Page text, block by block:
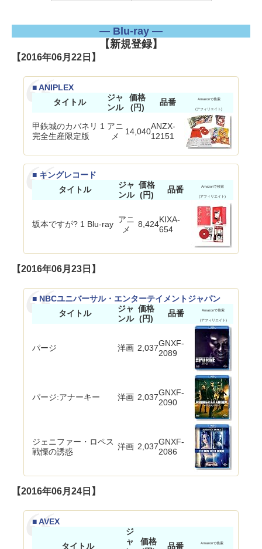
― Blu-ray ―
【新規登録】
【2016年06月22日】
■ ANIPLEX
タイトル
ジャ
ンル
価格
(円)
品番 Amazonで検索
(アフィリエイト)
甲鉄城のカバネリ 1
完全生産限定版
アニ
メ
14,040
ANZX-
12151
■ キングレコード
タイトル
ジャ
ンル
価格
(円)
品番 Amazonで検索
(アフィリエイト)
坂本ですが? 1 Blu-ray アニ
メ
8,424KIXA-
654
【2016年06月23日】
■ NBCユニバーサル・エンターテイメントジャパン
タイトル
ジャ
ンル
価格
(円)
品番 Amazonで検索
(アフィリエイト)
パージ 洋画 2,037GNXF-
2089
パージ:アナーキー 洋画 2,037GNXF-
2090
ジェニファー・ロペス
戦慄の誘惑
洋画 2,037GNXF-
2086
【2016年06月24日】
■ AVEX
タイトル
ジ
ャ
価格
品番 Amazonで検索